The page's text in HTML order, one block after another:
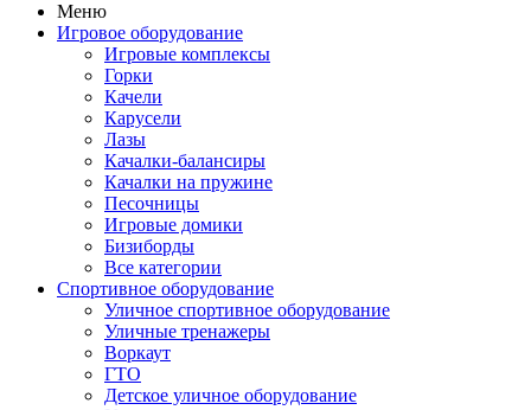
Меню
Игровое оборудование
Игровые комплексы
Горки
Качели
Карусели
Лазы
Качалки-балансиры
Качалки на пружине
Песочницы
Игровые домики
Бизиборды
Все категории
Спортивное оборудование
Уличное спортивное оборудование
Уличные тренажеры
Воркаут
ГТО
Детское уличное оборудование